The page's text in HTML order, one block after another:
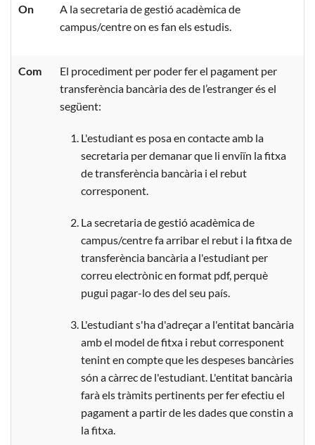
On
A la secretaria de gestió acadèmica de
campus/centre on es fan els estudis.
Com
El procediment per poder fer el pagament per
transferència bancària des de l’estranger és el
següent:
L'estudiant es posa en contacte amb la
secretaria per demanar que li enviïn la fitxa
de transferència bancària i el rebut
corresponent.
La secretaria de gestió acadèmica de
campus/centre fa arribar el rebut i la fitxa de
transferència bancària a l'estudiant per
correu electrònic en format pdf, perquè
pugui pagar-lo des del seu país.
L'estudiant s'ha d'adreçar a l'entitat bancària
amb el model de fitxa i rebut corresponent
tenint en compte que les despeses bancàries
són a càrrec de l'estudiant. L'entitat bancària
farà els tràmits pertinents per fer efectiu el
pagament a partir de les dades que constin a
la fitxa.